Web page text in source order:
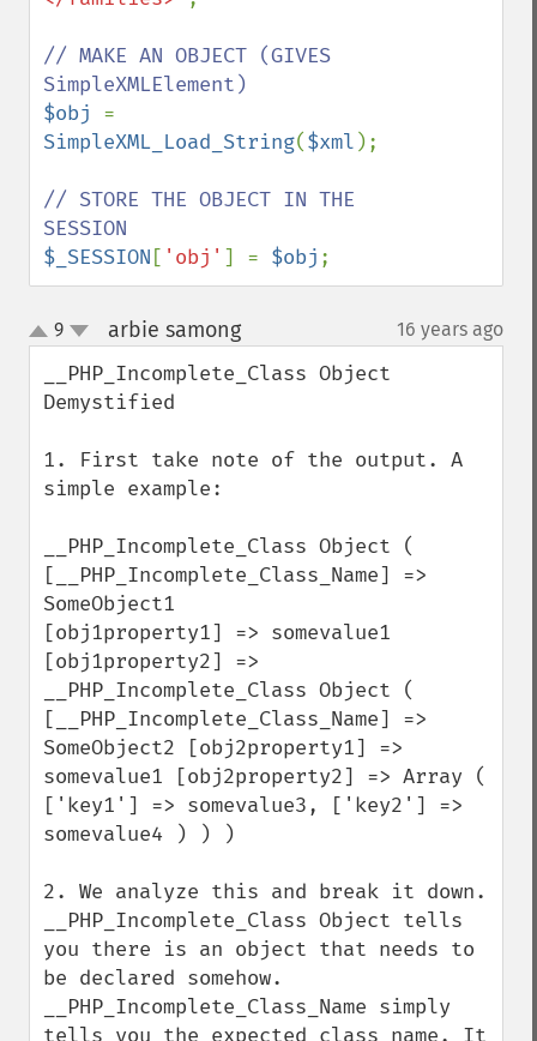
// MAKE AN OBJECT (GIVES
$obj
SimpleXML_Load_String($xml );
// STORE THE OBJECT IN THE
$_SESSION [ 'obj' ] = $obj ;
up
down
9 arbie samong¶ 16 years ago
__PHP_Incomplete_Class Object
Demystified
1. First take note of the output. A
simple example:
__PHP_Incomplete_Class Object (
[__PHP_Incomplete_Class_Name] =>
SomeObject1
[obj1property1] => somevalue1
[obj1property2] =>
__PHP_Incomplete_Class Object (
[__PHP_Incomplete_Class_Name] =>
SomeObject2 [obj2property1] =>
somevalue1 [obj2property2] => Array (
['key1'] => somevalue3, ['key2'] =>
somevalue4 ) ) )
2. We analyze this and break it down.
__PHP_Incomplete_Class Object tells
you there is an object that needs to
be declared somehow.
__PHP_Incomplete_Class_Name simply
tells you the expected class name. It